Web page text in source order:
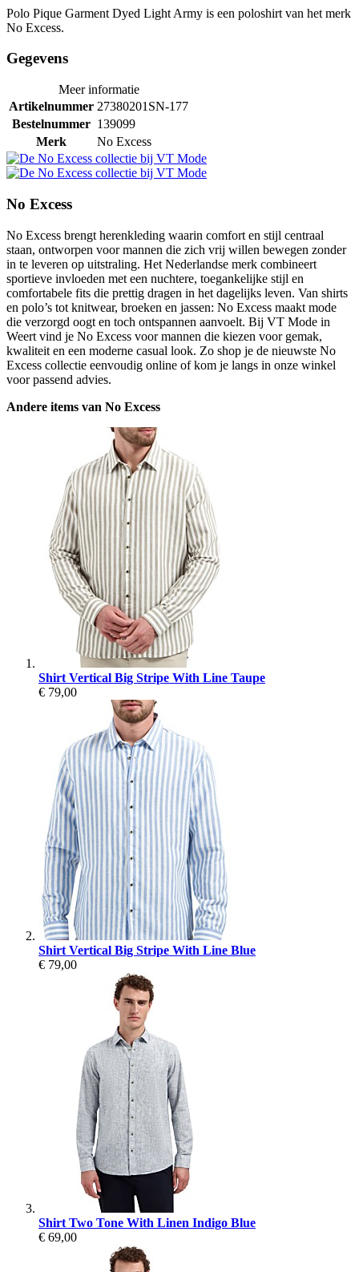
Polo Pique Garment Dyed Light Army is een poloshirt van het merk
No Excess.
Gegevens
Meer informatie
Artikelnummer 27380201SN-177
Bestelnummer 139099
Merk
No Excess
No Excess
No Excess brengt herenkleding waarin comfort en stijl centraal
staan, ontworpen voor mannen die zich vrij willen bewegen zonder
in te leveren op uitstraling. Het Nederlandse merk combineert
sportieve invloeden met een nuchtere, toegankelijke stijl en
comfortabele fits die prettig dragen in het dagelijks leven. Van shirts
en polo’s tot knitwear, broeken en jassen: No Excess maakt mode
die verzorgd oogt en toch ontspannen aanvoelt. Bij VT Mode in
Weert vind je No Excess voor mannen die kiezen voor gemak,
kwaliteit en een moderne casual look. Zo shop je de nieuwste No
Excess collectie eenvoudig online of kom je langs in onze winkel
voor passend advies.
Andere items van No Excess
Shirt Vertical Big Stripe With Line Taupe
€ 79,00
Shirt Vertical Big Stripe With Line Blue
€ 79,00
Shirt Two Tone With Linen Indigo Blue
€ 69,00